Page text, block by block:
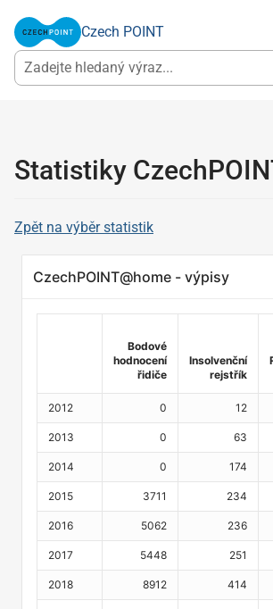
Czech POINT
Statistiky
Zpět na výběr statistik